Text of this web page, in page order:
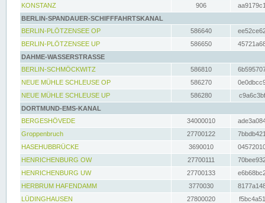
KONSTANZ
906
BERLIN-SPANDAUER-SCHIFFFAHRTSKANAL
BERLIN-PLÖTZENSEE OP
586640
BERLIN-PLÖTZENSEE UP
586650
DAHME-WASSERSTRASSE
BERLIN-SCHMÖCKWITZ
586810
NEUE MÜHLE SCHLEUSE OP
586270
NEUE MÜHLE SCHLEUSE UP
586280
DORTMUND-EMS-KANAL
BERGESHÖVEDE
34000010
Groppenbruch
27700122
HASEHUBBRÜCKE
3690010
HENRICHENBURG OW
27700111
HENRICHENBURG UW
27700133
HERBRUM HAFENDAMM
3770030
LÜDINGHAUSEN
27800020